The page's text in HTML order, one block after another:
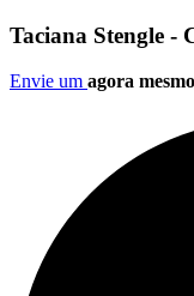
Taciana Stengle -
Envie um agora mesmo